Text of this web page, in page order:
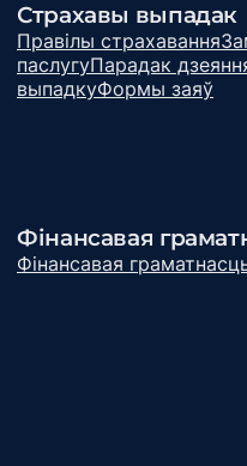
Страхавы выпадак
Правілы страхавання
паслугуПарадак
выпадкуФормы заяў
Фінансавая
Фінансавая